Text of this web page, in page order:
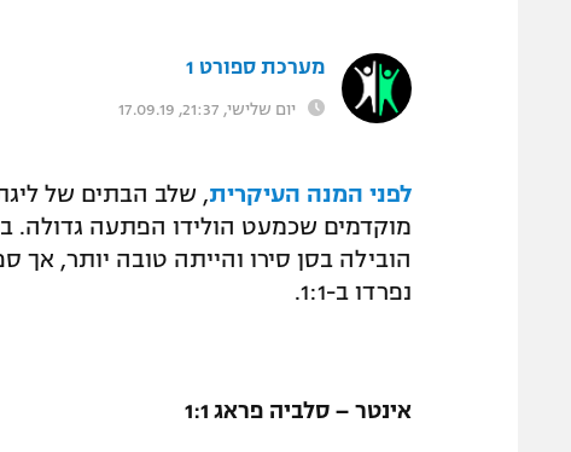
מערכת ספורט 1
יום שלישי, 21:37, 17.09.19
לפני המנה העיקרית, שלב הבתים של
נפרדו ב-1:1.
אינטר – סלביה פראג 1:1